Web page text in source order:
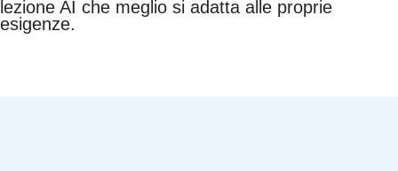
lezione AI che meglio si adatta alle proprie
esigenze.